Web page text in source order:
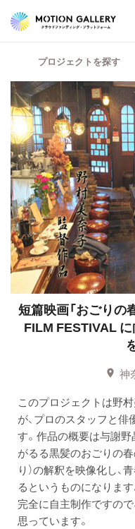
プロジェクトを探す
短篇映画「おごりの
FILM FESTIVAL
神
このプロジェクトは野
が、プロのスタッフと
す。作品の概要は与謝
がるる黒髪のおごりの春
り）の解釈を映像化し
るというものになりま
完全に自主制作ですの
思っています。